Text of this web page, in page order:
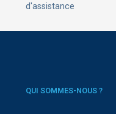
d'assistance
QUI SOMMES-NOUS ?